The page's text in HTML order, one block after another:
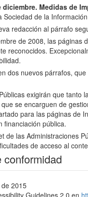
diciembre. Medidas de
Sociedad de la
redacción al párrafo
de 2008, las páginas
reconocidos.
dos nuevos párrafos,
exigirán que tanto
se encarguen de
para las páginas de
financiación pública.
de las Administraciones
de acceso al
conformidad
2015
Guidelines 2.0 en